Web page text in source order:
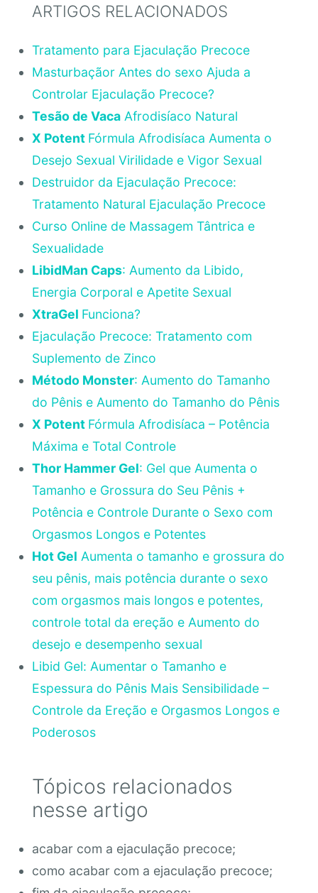
ARTIGOS RELACIONADOS
Tratamento para Ejaculação Precoce
Masturbaçãor Antes do sexo Ajuda a
Controlar Ejaculação Precoce?
Tesão de VacaAfrodisíaco Natural
X Potent Fórmula Afrodisíaca Aumenta o
Desejo Sexual Virilidade e Vigor Sexual
Destruidor da Ejaculação Precoce:
Tratamento Natural Ejaculação Precoce
Curso Online de Massagem Tântrica e
Sexualidade
LibidMan Caps: Aumento da Libido,
Energia Corporal e Apetite Sexual
XtraGel Funciona?
Ejaculação Precoce: Tratamento com
Suplemento de Zinco
Método Monster: Aumento do Tamanho
do Pênis e Aumento do Tamanho do Pênis
X Potent Fórmula Afrodisíaca – Potência
Máxima e Total Controle
Thor Hammer Gel: Gel que Aumenta o
Tamanho e Grossura do Seu Pênis +
Potência e Controle Durante o Sexo com
Orgasmos Longos e Potentes
Hot Gel Aumenta o tamanho e grossura do
seu pênis, mais potência durante o sexo
com orgasmos mais longos e potentes,
controle total da ereção e Aumento do
desejo e desempenho sexual
Libid Gel: Aumentar o Tamanho e
Espessura do Pênis Mais Sensibilidade –
Controle da Ereção e Orgasmos Longos e
Poderosos
Tópicos relacionados
nesse artigo
acabar com a ejaculação precoce;
como acabar com a ejaculação precoce;